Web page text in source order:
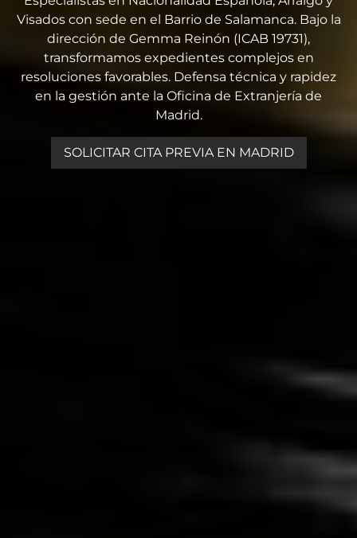
Visados con sede en el Barrio de Salamanca. Bajo la
dirección de Gemma Reinón (ICAB 19731),
transformamos expedientes complejos en
resoluciones favorables. Defensa técnica y rapidez
en la gestión ante la Oficina de Extranjería de
Madrid.
SOLICITAR CITA PREVIA EN MADRID